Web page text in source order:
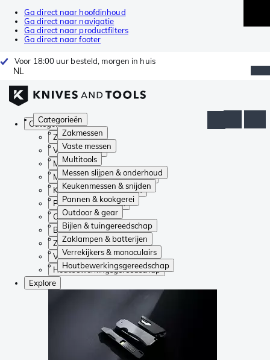
Ga direct naar hoofdinhoud
Ga direct naar navigatie
Ga direct naar productfilters
Ga direct naar footer
Voor 18:00 uur besteld, morgen in huis
NL
Categorieën
Zakmessen
Vaste messen
Multitools
Messen slijpen & onderhoud
Keukenmessen & snijden
Pannen & kookgerei
Outdoor & gear
Bijlen & tuingereedschap
Zaklampen & batterijen
Verrekijkers & monoculairs
Houtbewerkingsgereedschap
Categorieën
Zakmessen
Vaste messen
Multitools
Messen slijpen & onderhoud
Keukenmessen & snijden
Pannen & kookgerei
Outdoor & gear
Bijlen & tuingereedschap
Zaklampen & batterijen
Verrekijkers & monoculairs
Houtbewerkingsgereedschap
Explore